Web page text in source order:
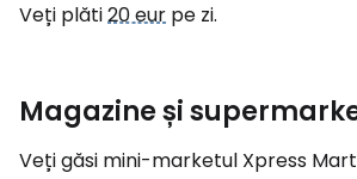
Veți plăti20 eur pe zi.
Magazine și
Veți găsi mini-marketul Xpress